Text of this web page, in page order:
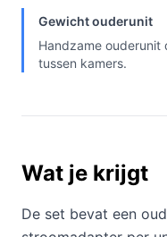
Gewicht ouderunit
Handzame ouderunit
tussen kamers.
Wat je krijgt
De set bevat een